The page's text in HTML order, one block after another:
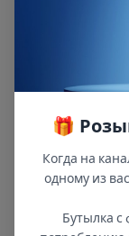
сменных
740 ₽
🎁
Когда на
одному из вас
Бутылка